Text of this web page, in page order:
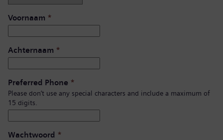
Voornaam *
Achternaam *
Preferred Phone *
Please don’t use any special characters and include a maximum of
15 digits.
Wachtwoord *